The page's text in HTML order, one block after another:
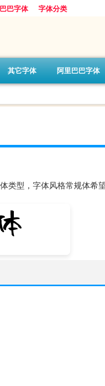
巴字体 字体分类
其它字体 阿里巴巴字体
型，字体风格常规体希